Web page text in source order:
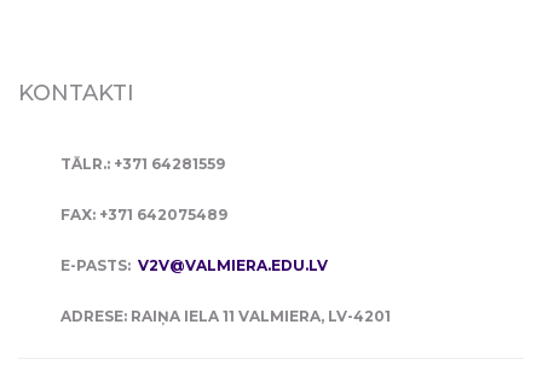
KONTAKTI
TĀLR.: +371 64281559
FAX: +371 642075489
E-PASTS: V2V@VALMIERA.EDU.LV
ADRESE: RAIŅA IELA 11 VALMIERA, LV-4201